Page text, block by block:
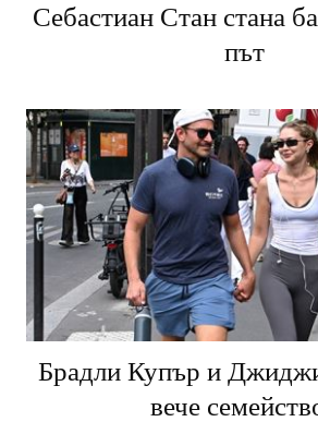
Себастиан Стан стана
път
Брадли Купър и
вече